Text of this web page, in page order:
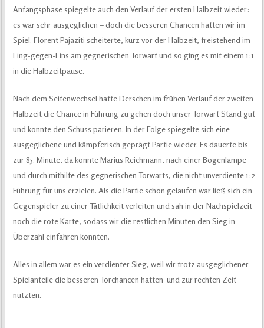
Anfangsphase spiegelte auch den Verlauf der ersten Halbzeit wieder:
es war sehr ausgeglichen – doch die besseren Chancen hatten wir im
Spiel. Florent Pajaziti scheiterte, kurz vor der Halbzeit, freistehend im
Eing-gegen-Eins am gegnerischen Torwart und so ging es mit einem 1:1
in die Halbzeitpause.
Nach dem Seitenwechsel hatte Derschen im frühen Verlauf der zweiten
Halbzeit die Chance in Führung zu gehen doch unser Torwart Stand gut
und konnte den Schuss parieren. In der Folge spiegelte sich eine
ausgeglichene und kämpferisch geprägt Partie wieder. Es dauerte bis
zur 85. Minute, da konnte Marius Reichmann, nach einer Bogenlampe
und durch mithilfe des gegnerischen Torwarts, die nicht unverdiente 1:2
Führung für uns erzielen. Als die Partie schon gelaufen war ließ sich ein
Gegenspieler zu einer Tätlichkeit verleiten und sah in der Nachspielzeit
noch die rote Karte, sodass wir die restlichen Minuten den Sieg in
Überzahl einfahren konnten.
Alles in allem war es ein verdienter Sieg, weil wir trotz ausgeglichener
Spielanteile die besseren Torchancen hatten und zur rechten Zeit
nutzten.